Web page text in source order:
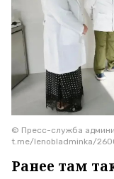
© Пресс-служба
t.me/lenobladminka/
Ранее там